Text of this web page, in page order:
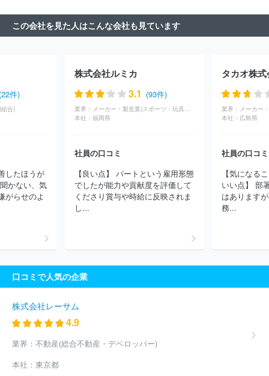
会社
株式会社ソニー・インタラクティブエンタテインメント
株
式会社ホリ
株式会社ＡＳＧ 株式会社アトリエパレット
社クレーネル
株式会社コルグ 株式会社遠藤製作所
株式会社ブ
株式会社本間ゴルフ 株式会社エアロテック
株式会社壽
屋
ブリヂストンスポーツ株式会社 コンビ株式会社
株式会社タ
カラトミー
株式会社エポック社
株式会社
株式会社ヤマリア 株式会社ダイナ楽器
株式会社バン
株式会社関水金属
株式会社サン
ッド
株式会社ハイヤー 有限会社トータル・ケア・システム
株
式会社ナナミ
株式会社ヤマハミュージックマニュファクチュアリン
グ
株式会社Ａ３ ほか(191件)
この会社を見た人はこんな会社も見ています
件)
合)
したほうが
かない、気
がらせのよ
株式会社ルミカ
3.1 (93件)
業界：
本社： 福岡県
社員の口コミ
【良い点】 パートという雇用形態
でしたが能力や貢献度を評価して
くださり賞与や時給に反映されま
し...
タカオ株
業界：
本社： 広島県
社員の口コミ
【気になる
いい点】 部
はあります
務...
口コミで人気の企業
株式会社レーサム
4.9
業界： 不動産(総合不動産・デベロッパー)
本社： 東京都